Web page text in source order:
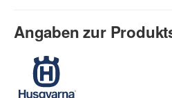
Angaben zur